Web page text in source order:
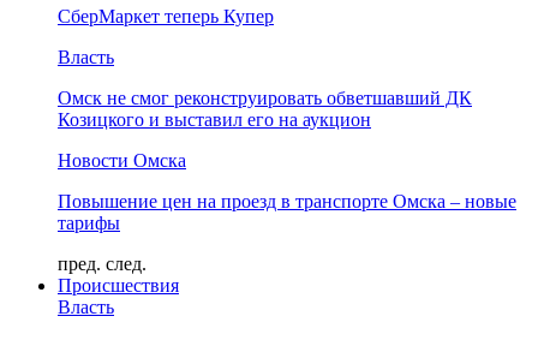
СберМаркет теперь Купер
Власть
Омск не смог реконструировать обветшавший ДК
Козицкого и выставил его на аукцион
Новости Омска
Повышение цен на проезд в транспорте Омска – новые
тарифы
пред. след.
Происшествия
Власть